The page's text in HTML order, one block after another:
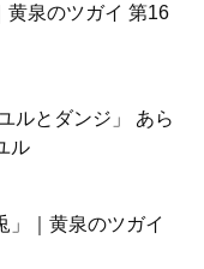
黄泉のツガイ 第16
ルとダンジ」 あら
ル
」｜黄泉のツガイ